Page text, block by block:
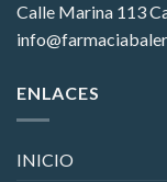
Calle Marina 113
ENLACES
INICIO